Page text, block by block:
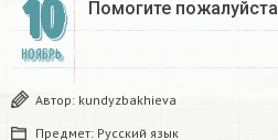
10
НОЯБРЬ
Помогите пожалуйста ​
Автор: kundyzbakhieva
Предмет: Русский язык